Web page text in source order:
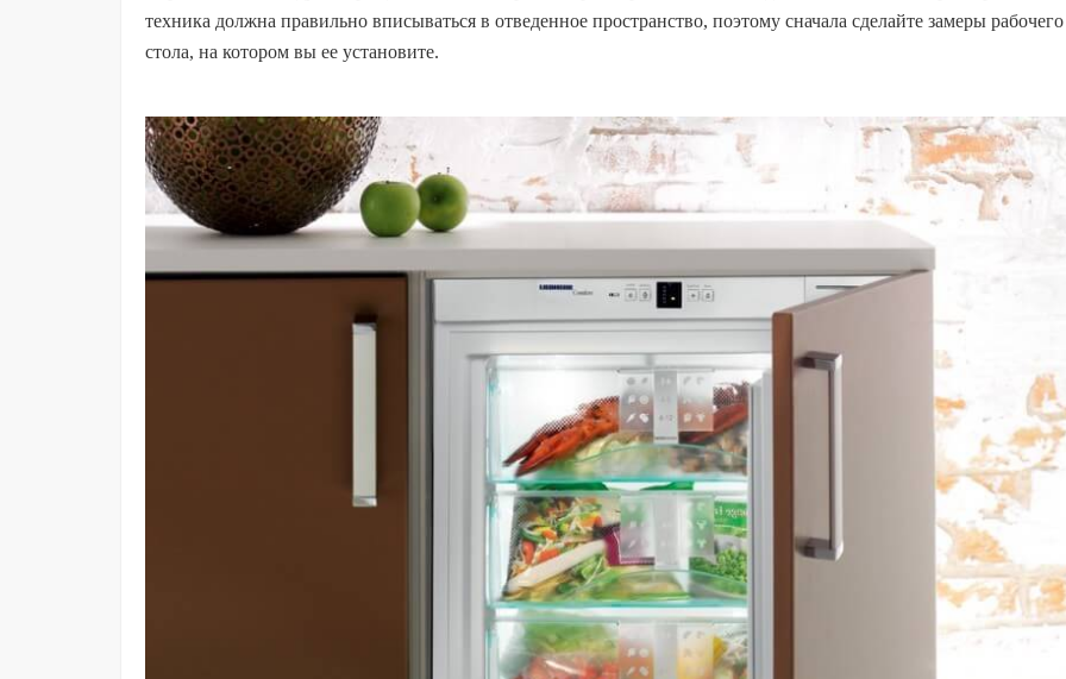
техника должна правильно вписываться в отведенное пространство, поэтому сначала сделайте замеры рабочего
стола, на котором вы ее установите.